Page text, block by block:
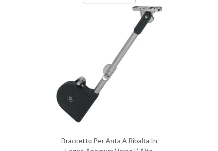
Braccetto Per Anta A Ribalta In